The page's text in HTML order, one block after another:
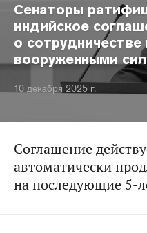
Сенаторы
индийское
о
вооруженными
10 декабря 2025 г.
Соглашение
автоматически
на последующие 5-